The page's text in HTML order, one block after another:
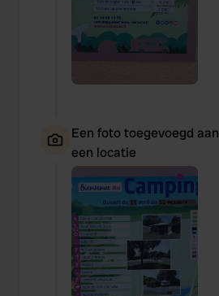
Een foto toegevoegd aan
een locatie